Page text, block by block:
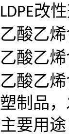
LDPE改
乙酸乙
乙酸乙
乙酸乙
塑制品
主要用途